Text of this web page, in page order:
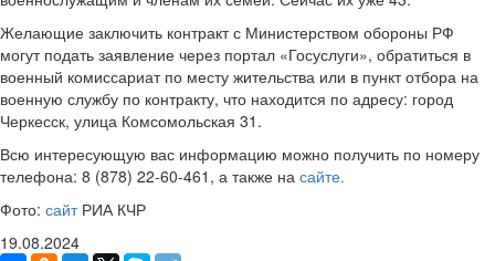
Желающие заключить контракт с Министерством обороны РФ
могут подать заявление через портал «Госуслуги», обратиться в
военный комиссариат по месту жительства или в пункт отбора на
военную службу по контракту, что находится по адресу: город
Черкесск, улица Комсомольская 31.
Всю интересующую вас информацию можно получить по номеру
телефона: 8 (878) 22-60-461, а также на сайте.
Фото: сайтРИА КЧР
19.08.2024